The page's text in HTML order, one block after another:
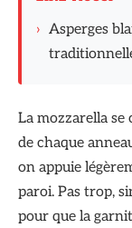
› Asperges
La mozzarella se
de chaque
on appuie
paroi. Pas trop,
pour que la